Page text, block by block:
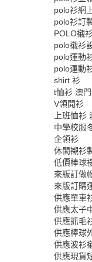
polo衫網
polo衫訂
POLO襯
polo襯衫
polo運動
polo運動
shirt 衫
t恤衫 澳門
V領開衫
上班恤衫
中學校服
企領衫
休閒襯衫
低價棒球
來版訂做
來版訂購
供應單車
供應太子
供應抓毛
供應棒球
供應波衫
供應現貨